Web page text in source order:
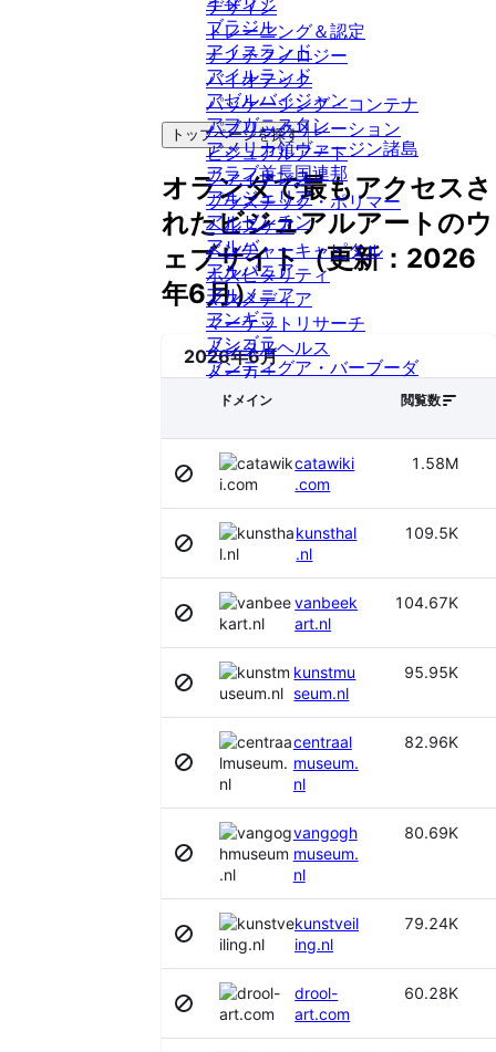
デザイン
トレーニング＆認定
ナノテクノロジー
バイオテック
パッケージング・コンテナ
パブリックリレーション
ビジュアルアート
ファイナンス
プラスチック・ポリマー
ヘルスケア
ベンチャーキャピタル
ホスピタリティ
マスメディア
マーケットリサーチ
メンタルヘルス
メーカー
ライティング＆エディティングサー
リファレンス
レクリエーション施設
レストラン
ワイン＆スピリッツ
不動産
人事
人材採用・派遣
会計・監査
倉庫
公共事業
公共安全
公共政策
再生可能エネルギー
写真
化学品分野
医療機器・設備
医薬品
博物館
印刷
卸売業者および清算業者
図書館
土木工学
外国語
ブラジル
アイスランド
アイルランド
アゼルバイジャン
アフガニスタン
アメリカ領ヴァージン諸島
アラブ首長国連邦
アルジェリア
アルゼンチン
アルバ
アルバニア
アルメニア
アンギラ
アンゴラ
アンティグア・バーブーダ
アンドラ
イスラエル
イラク
インドネシア
ウォリス・フツナ
ウガンダ
ウクライナ
ウズベキスタン
ウルグアイ
エクアドル
エジプト
エストニア
エチオピア
エリトリア
エルサルバドル
オマーン
オランダ
オーストリア
オーランド諸島
カザフスタン
カタール
カメルーン
カンボジア
カーボヴェルデ
ガイアナ
ガボン
トップページを探す
オランダで最もアクセスさ
れたビジュアルアート のウ
ェブサイト（更新： 2026
年6月）
2026年6月
ドメイン 閲覧数
catawiki
.com
1.58M
kunsthal
.nl
109.5K
vanbeek
art.nl
104.67K
kunstmu
seum.nl
95.95K
centraal
museum.
nl
82.96K
vangogh
museum.
nl
80.69K
kunstveil
ing.nl
79.24K
drool-
art.com
60.28K